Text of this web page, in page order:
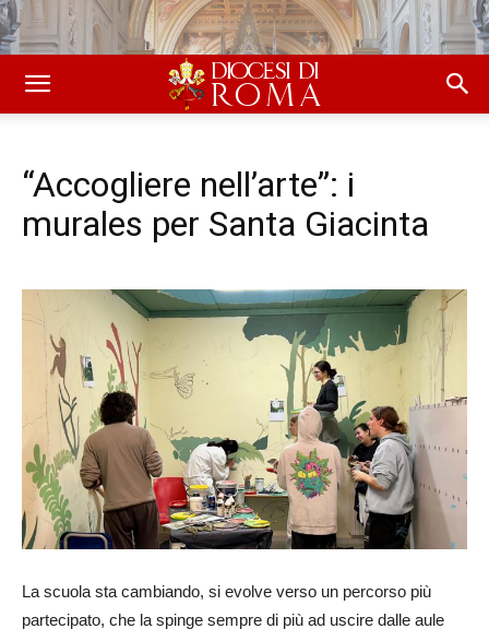
“Accogliere nell’arte”: i
murales per Santa Giacinta
La scuola sta cambiando, si evolve verso un percorso più
partecipato, che la spinge sempre di più ad uscire dalle aule